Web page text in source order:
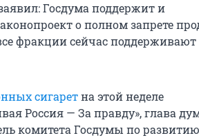
Госдума поддержит и
о полном запрете
фракции сейчас поддерживают
сигаретна этой неделе
Россия — За правду», глава
комитета Госдумы по развитию